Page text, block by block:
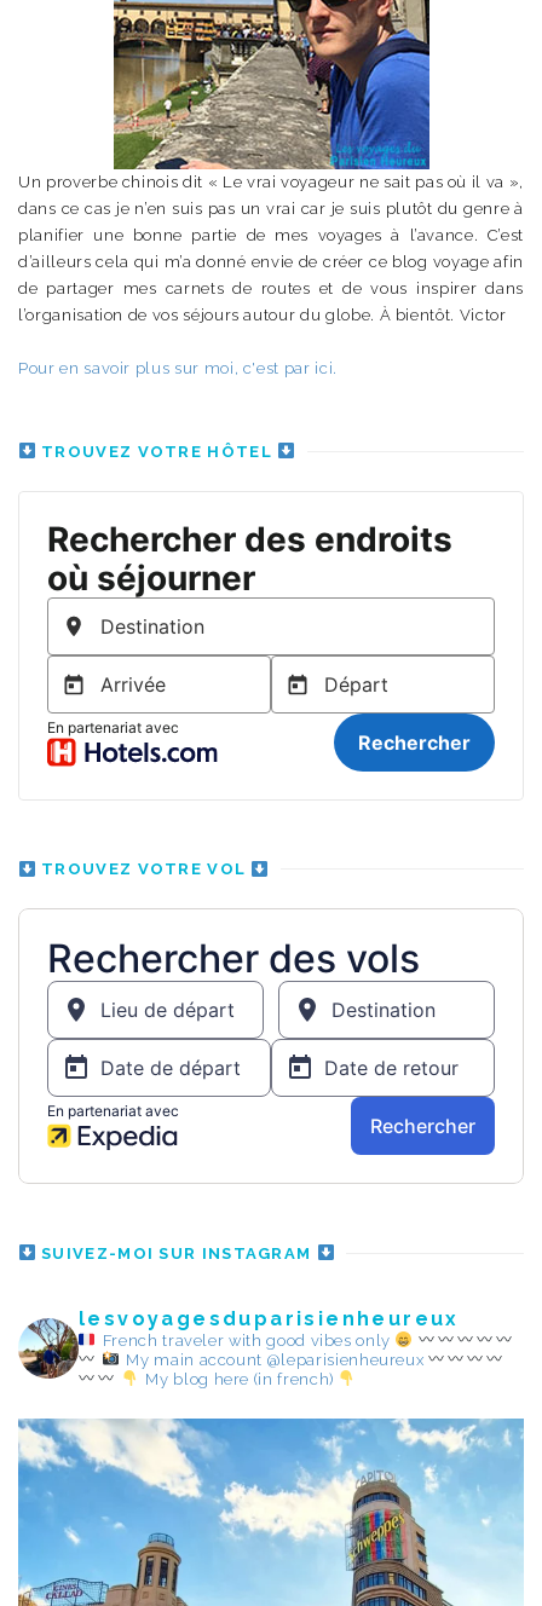
Un proverbe chinois dit « Le vrai voyageur ne sait pas où il va »,
dans ce cas je n’en suis pas un vrai car je suis plutôt du genre à
planifier une bonne partie de mes voyages à l’avance. C’est
d’ailleurs cela qui m’a donné envie de créer ce blog voyage afin
de partager mes carnets de routes et de vous inspirer dans
l’organisation de vos séjours autour du globe. À bientôt. Victor
Pour en savoir plus sur moi, c'est par ici.
TROUVEZ VOTRE HÔTEL
TROUVEZ VOTRE VOL
SUIVEZ-MOI SUR INSTAGRAM
lesvoyagesduparisienheureux
French traveler with good vibes only
My main account @leparisienheureux
My blog here (in french)